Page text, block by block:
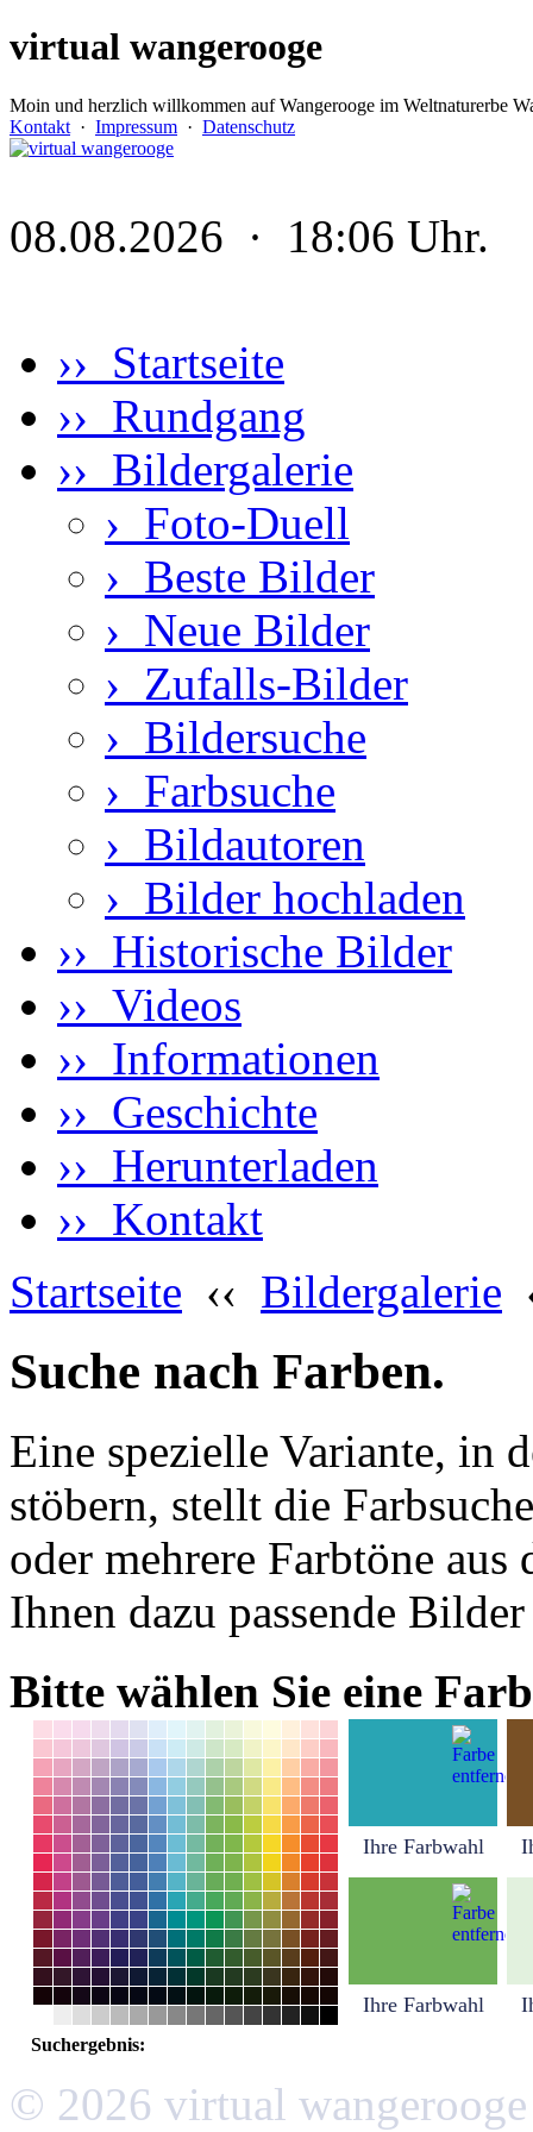
virtual wangerooge
Moin und herzlich willkommen auf Wangerooge im Weltnaturerbe
Kontakt · Impressum · Datenschutz
08.08.2026 · 18:06 Uhr.
›› Startseite
›› Rundgang
›› Bildergalerie
› Foto-Duell
› Beste Bilder
› Neue Bilder
› Zufalls-Bilder
› Bildersuche
› Farbsuche
› Bildautoren
› Bilder hochladen
›› Historische Bilder
›› Videos
›› Informationen
›› Geschichte
›› Herunterladen
›› Kontakt
Startseite ‹‹ Bildergalerie
Suche nach Farben.
Eine spezielle Variante, in
stöbern, stellt die
oder mehrere Farbtöne
Ihnen dazu passende
Bitte wählen Sie eine
Ihre Farbwahl
Ihre Farbwahl
Suchergebnis:
© 2026 virtual wangerooge